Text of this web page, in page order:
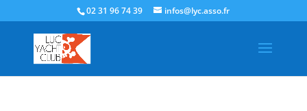
02 31 96 74 39 infos@lyc.asso.fr